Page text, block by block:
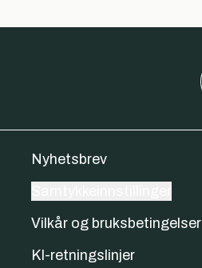
Nyhetsbrev
Vilkår og bruksbetingelser
KI-retningslinjer